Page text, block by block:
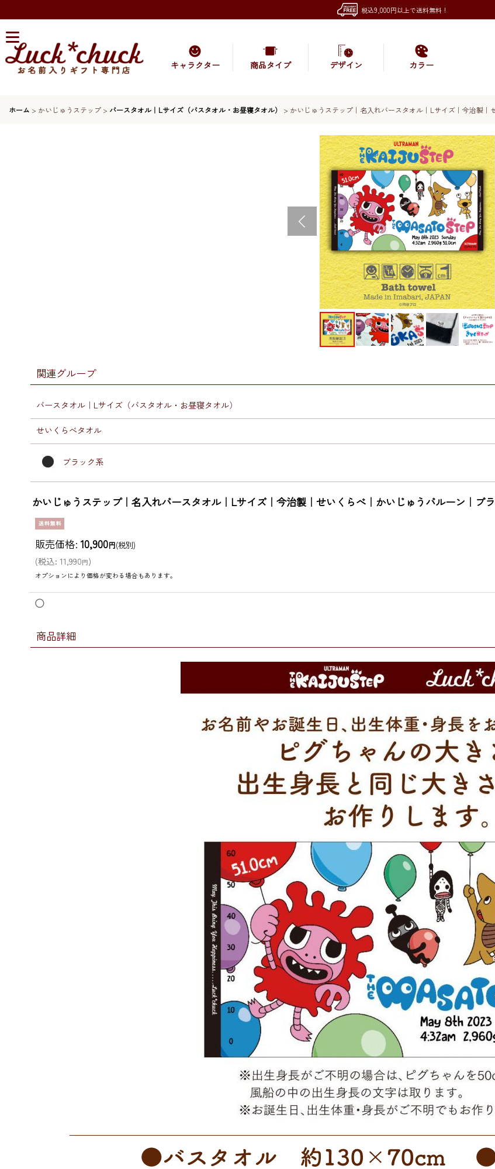
税込9,000円以上で送料無料！
キャラクター 商品タイプ デザイン カラー
ホーム > かいじゅうステップ > バースタオル｜Lサイズ（バスタオル・お昼寝タオル） > かいじゅうステップ｜名入れバースタオル｜Lサイズ｜今治製｜
関連グループ
バースタオル｜Lサイズ（バスタオル・お昼寝タオル）
せいくらべタオル
ブラック系
かいじゅうステップ｜名入れバースタオル｜Lサイズ｜今治製｜せいくらべ｜かいじゅうバルーン｜ブ
販売価格: 10,900円(税別)
(税込: 11,990円)
オプションにより価格が変わる場合もあります。
◯
商品詳細